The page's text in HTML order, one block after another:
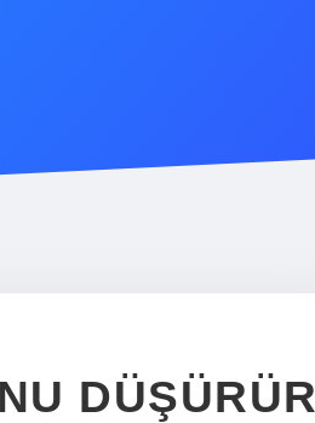
DÜŞÜRÜR